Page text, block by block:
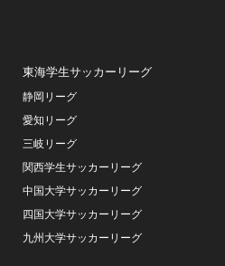
東海学生サッカーリーグ
静岡リーグ
愛知リーグ
三岐リーグ
関西学生サッカーリーグ
中国大学サッカーリーグ
四国大学サッカーリーグ
九州大学サッカーリーグ